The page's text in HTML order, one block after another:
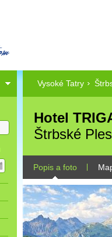
Vysoké Tatry
Hotel
Štrbské
Popis a foto